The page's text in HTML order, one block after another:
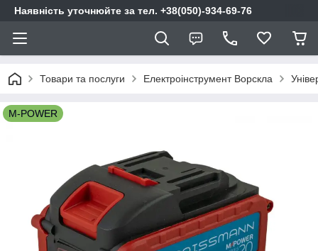
Наявність уточнюйте за тел. +38(050)-934-69-76
Товари та послуги Електроінструмент Ворскла
M-POWER